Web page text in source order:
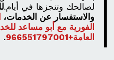
لصالحك وتنجزها في أيام.
والاستفسار عن الخدمات،
الفورية مع أبو مساعد
العامة+966551797001
.